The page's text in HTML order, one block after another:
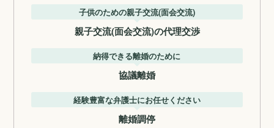
子供のための親子交流(面会交流)
親子交流(面会交流)の代理交渉
納得できる離婚のために
協議離婚
経験豊富な弁護士にお任せください
離婚調停